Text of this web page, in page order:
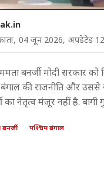
04 जून 2026, अपडेटेड
बनर्जी मोदी सरकार
की राजनीति और उससे
नेतृत्व मंजूर नहीं है. बागी
पश्चिम बंगाल